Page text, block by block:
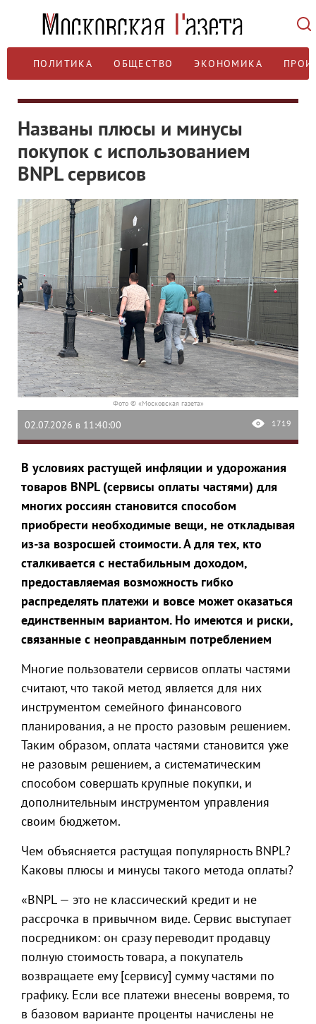
ПОЛИТИКА ОБЩЕСТВО ЭКОНОМИКА
Названы плюсы и минусы
покупок с использованием
BNPL сервисов
Фото © «Московская газета»
02.07.2026 в 11:40:00 1719
В условиях растущей инфляции и удорожания
товаров BNPL (сервисы оплаты частями) для
многих россиян становится способом
приобрести необходимые вещи, не откладывая
из-за возросшей стоимости. А для тех, кто
сталкивается с нестабильным доходом,
предоставляемая возможность гибко
распределять платежи и вовсе может оказаться
единственным вариантом. Но имеются и риски,
связанные с неоправданным потреблением
Многие пользователи сервисов оплаты частями
считают, что такой метод является для них
инструментом семейного финансового
планирования, а не просто разовым решением.
Таким образом, оплата частями становится уже
не разовым решением, а систематическим
способом совершать крупные покупки, и
дополнительным инструментом управления
своим бюджетом.
Чем объясняется растущая популярность BNPL?
Каковы плюсы и минусы такого метода оплаты?
«BNPL — это не классический кредит и не
рассрочка в привычном виде. Сервис выступает
посредником: он сразу переводит продавцу
полную стоимость товара, а покупатель
возвращаете ему [сервису] сумму частями по
графику. Если все платежи внесены вовремя, то
в базовом варианте проценты начислены не